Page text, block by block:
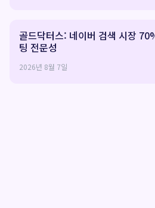
골드닥터스: 네이버 검색 시장
팅 전문성
2026년 8월 7일